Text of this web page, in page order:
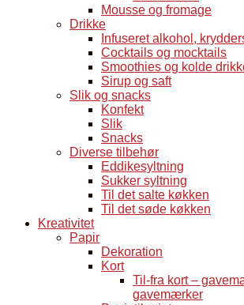
Mousse og fromage
Drikke
Infuseret alkohol,
Cocktails og mocktails
Smoothies og kolde
Sirup og saft
Slik og snacks
Konfekt
Slik
Snacks
Diverse tilbehør
Eddikesyltning
Sukker syltning
Til det salte køkken
Til det søde køkken
Kreativitet
Papir
Dekoration
Kort
Til-fra kort –
gavemærker